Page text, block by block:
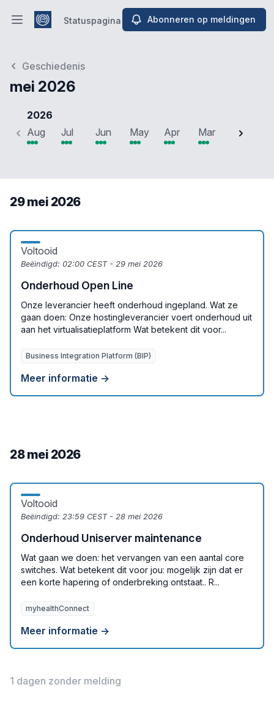
Hoofdmenu openen
Statuspagina Abonneren op meldingen
Geschiedenis
mei 2026
2026
Aug
Jul Jun May Apr Mar Feb
29 mei 2026
Voltooid
Beëindigd: 02:00 CEST - 29 mei 2026
Onderhoud Open Line
Onze leverancier heeft onderhoud ingepland. Wat ze
gaan doen: Onze hostingleverancier voert onderhoud uit
aan het virtualisatieplatform Wat betekent dit voor...
Business Integration Platform (BIP)
Meer informatie →
28 mei 2026
Voltooid
Beëindigd: 23:59 CEST - 28 mei 2026
Onderhoud Uniserver maintenance
Wat gaan we doen: het vervangen van een aantal core
switches. Wat betekent dit voor jou: mogelijk zijn dat er
een korte hapering of onderbreking ontstaat.. R...
myhealthConnect
Meer informatie →
1 dagen zonder melding